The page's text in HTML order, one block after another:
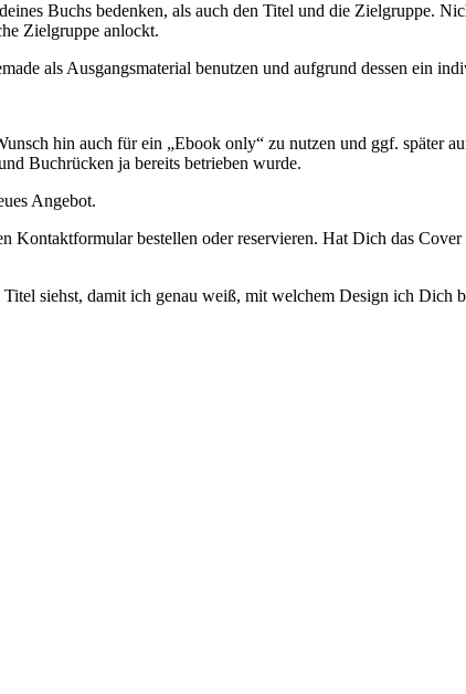
Buchs bedenken, als auch den Titel und die Zielgruppe.
Zielgruppe anlockt.
als Ausgangsmaterial benutzen und aufgrund dessen ein
hin auch für ein „Ebook only“ zu nutzen und ggf. später
Buchrücken ja bereits betrieben wurde.
Angebot.
Kontaktformular bestellen oder reservieren. Hat Dich das
siehst, damit ich genau weiß, mit welchem Design ich Dich